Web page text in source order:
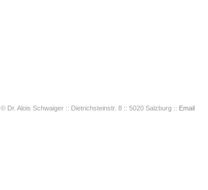
© Dr. Alois Schwaiger :: Dietrichsteinstr. 8 :: 5020 Salzburg :: Email